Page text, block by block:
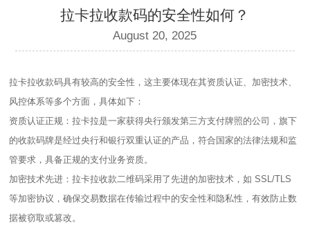
拉卡拉收款码的安全性如何？
August 20, 2025
拉卡拉收款码具有较高的安全性，这主要体现在其资质认证、加密技术、
风控体系等多个方面，具体如下：
资质认证正规：拉卡拉是一家获得央行颁发第三方支付牌照的公司，旗下
的收款码牌是经过央行和银行双重认证的产品，符合国家的法律法规和监
管要求，具备正规的支付业务资质。
加密技术先进：拉卡拉收款二维码采用了先进的加密技术，如 SSL/TLS
等加密协议，确保交易数据在传输过程中的安全性和隐私性，有效防止数
据被窃取或篡改。